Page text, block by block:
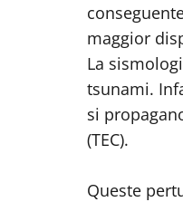
maggior
La
tsunami.
si
(TEC).
Queste